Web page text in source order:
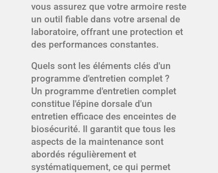
vous assurez que votre armoire reste
un outil fiable dans votre arsenal de
laboratoire, offrant une protection et
des performances constantes.
Quels sont les éléments clés d'un
programme d'entretien complet ?
Un programme d'entretien complet
constitue l'épine dorsale d'un
entretien efficace des enceintes de
biosécurité. Il garantit que tous les
aspects de la maintenance sont
abordés régulièrement et
systématiquement, ce qui permet